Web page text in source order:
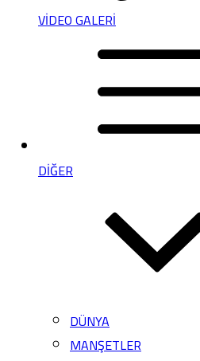
VİDEO GALERİ
DİĞER
DÜNYA
MANŞETLER